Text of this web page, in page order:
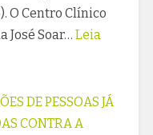
O Centro Clínico
José Soar… Leia
DE PESSOAS JÁ
CONTRA A